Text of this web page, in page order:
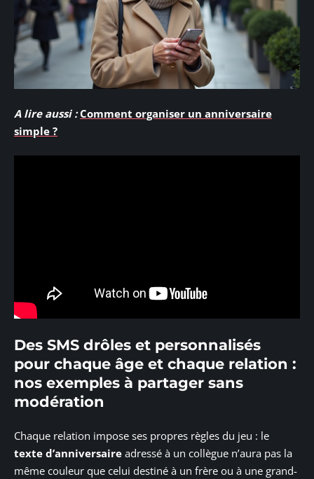
A lire aussi : Comment organiser un anniversaire
simple ?
Des SMS drôles et personnalisés
pour chaque âge et chaque relation :
nos exemples à partager sans
modération
Chaque relation impose ses propres règles du jeu : le
texte d’anniversaire adressé à un collègue n’aura pas la
même couleur que celui destiné à un frère ou à une grand-